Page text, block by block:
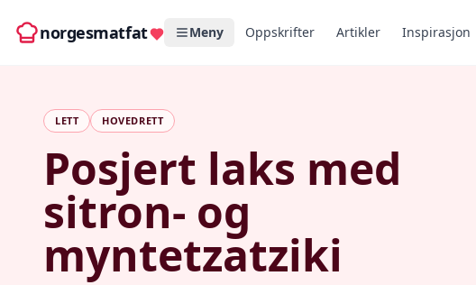
norgesmatfat Meny Oppskrifter Artikler Inspirasjon
LETT HOVEDRETT
Posjert laks med
sitron- og
myntetzatziki